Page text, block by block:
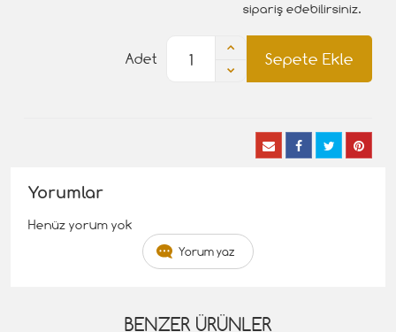
sipariş edebilirsiniz.
Sepete Ekle
Adet
Yorumlar
Henüz yorum yok
Yorum yaz
BENZER ÜRÜNLER